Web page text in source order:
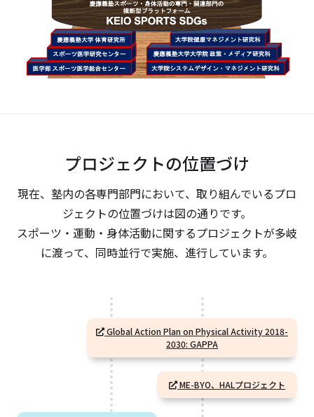
プロジェクトの位置づけ
現在、塾内の各専門部門において、取り組んでいるプロ
ジェクトの位置づけは図の通りです。
スポーツ・運動・身体活動に関するプロジェクトが多岐
に渡って、同時並行で実施、進行しています。
Global Action Plan on Physical Activity 2018-
2030: GAPPA
ME-BYO、HALプロジェクト